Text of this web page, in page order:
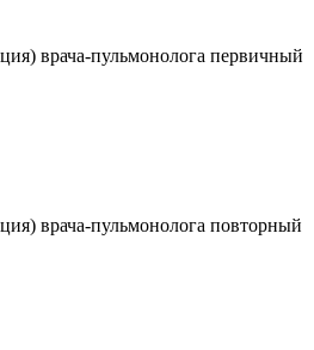
врача-пульмонолога первичный
врача-пульмонолога повторный